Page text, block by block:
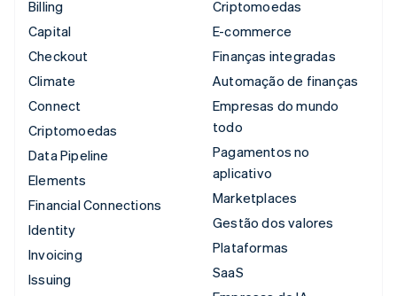
Billing
Capital
Checkout
Climate
Connect
Criptomoedas
Data Pipeline
Elements
Financial Connections
Identity
Invoicing
Issuing
Criptomoedas
E-commerce
Finanças integradas
Automação de finanças
Empresas do mundo
todo
Pagamentos no
aplicativo
Marketplaces
Gestão dos valores
Plataformas
SaaS